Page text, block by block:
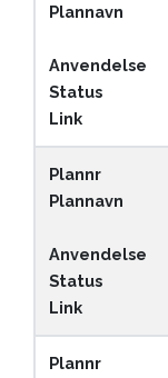
Plannavn
Anvendelse
Status
Link
Plannr
Plannavn
Anvendelse
Status
Link
Plannr